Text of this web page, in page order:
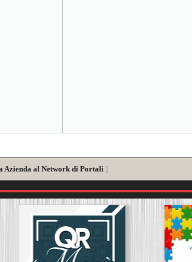
Azienda al Network di Portali ]